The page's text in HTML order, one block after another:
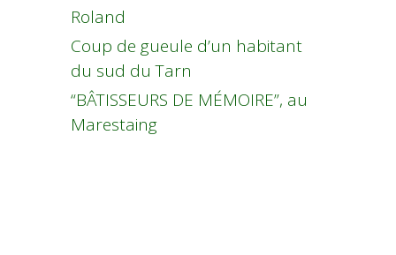
Roland
Coup de gueule d’un habitant
du sud du Tarn
“BÂTISSEURS DE MÉMOIRE”, au
Marestaing